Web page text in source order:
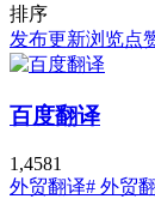
排序
发布更新浏览点
百度翻译
1,4581
外贸翻译# 外贸